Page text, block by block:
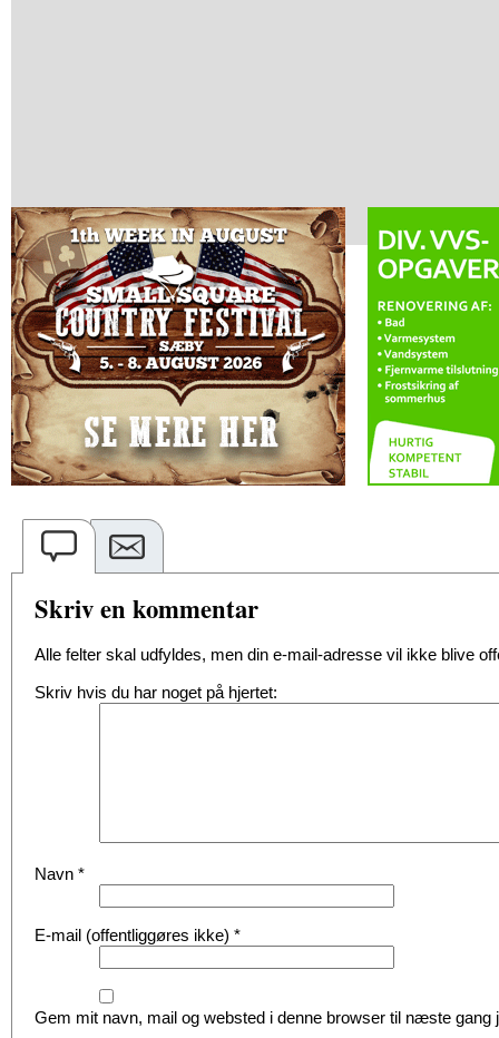
Skriv en kommentar
Alle felter skal udfyldes, men din e-mail-adresse vil ikke blive
Skriv hvis du har noget på hjertet:
Navn *
E-mail (offentliggøres ikke) *
Gem mit navn, mail og websted i denne browser til næste gang